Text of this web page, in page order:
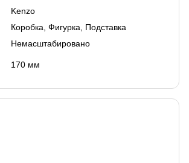
Kenzo
Коробка, Фигурка, Подставка
Немасштабировано
170 мм